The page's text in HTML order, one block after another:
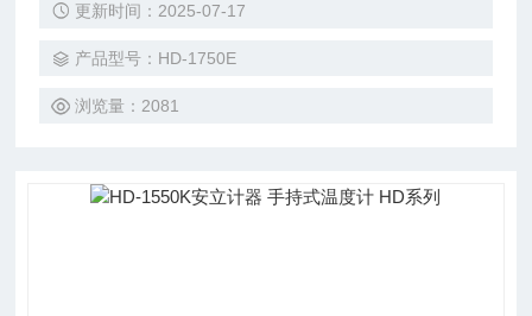
更新时间：2025-07-17
产品型号：HD-1750E
浏览量：2081